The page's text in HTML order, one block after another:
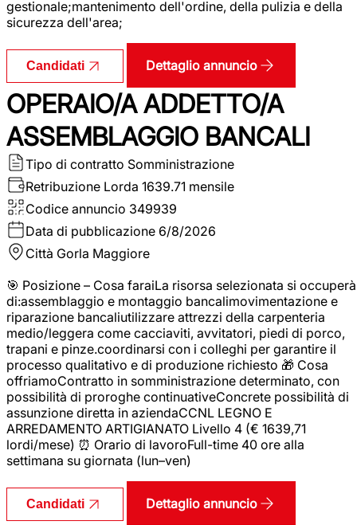
gestionale;mantenimento dell'ordine, della pulizia e della
sicurezza dell'area;
Candidati Dettaglio annuncio
OPERAIO/A ADDETTO/A
ASSEMBLAGGIO BANCALI
Tipo di contratto Somministrazione
Retribuzione Lorda 1639.71 mensile
Codice annuncio 349939
Data di pubblicazione 6/8/2026
Città Gorla Maggiore
🎯 Posizione – Cosa faraiLa risorsa selezionata si occuperà
di:assemblaggio e montaggio bancalimovimentazione e
riparazione bancaliutilizzare attrezzi della carpenteria
medio/leggera come cacciaviti, avvitatori, piedi di porco,
trapani e pinze.coordinarsi con i colleghi per garantire il
processo qualitativo e di produzione richiesto 🎁 Cosa
offriamoContratto in somministrazione determinato, con
possibilità di proroghe continuativeConcrete possibilità di
assunzione diretta in aziendaCCNL LEGNO E
ARREDAMENTO ARTIGIANATO Livello 4 (€ 1639,71
lordi/mese) ⏰ Orario di lavoroFull-time 40 ore alla
settimana su giornata (lun–ven)
Candidati Dettaglio annuncio